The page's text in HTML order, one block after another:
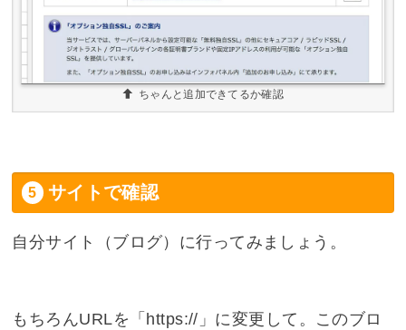
ちゃんと追加できてるか確認
サイトで確認
自分サイト（ブログ）に行ってみましょう。
もちろんURLを「https://」に変更して。このブロ